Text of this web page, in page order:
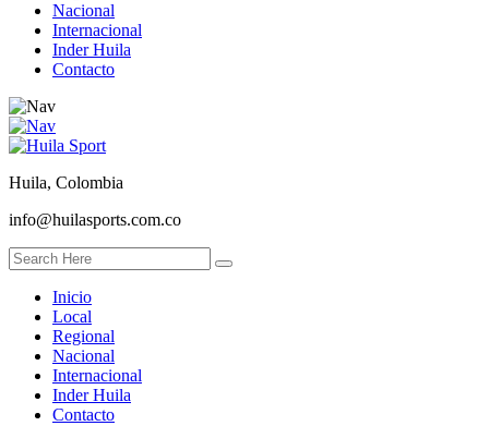
Nacional
Internacional
Inder Huila
Contacto
Huila, Colombia
info@huilasports.com.co
Inicio
Local
Regional
Nacional
Internacional
Inder Huila
Contacto